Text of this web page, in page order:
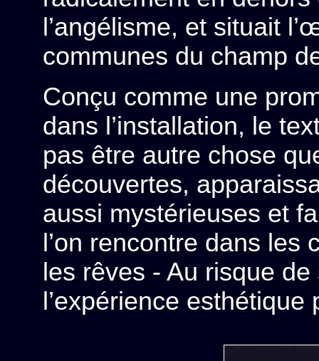
l’angélisme, et situait
communes du champ
Conçu comme une
dans l’installation, le
pas être autre chose
découvertes,
aussi mystérieuses et
l’on rencontre dans les
les rêves - Au risque
l’expérience